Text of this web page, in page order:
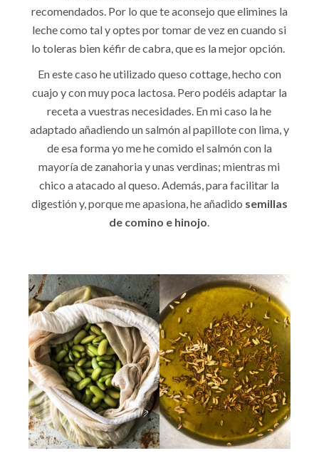
recomendados. Por lo que te aconsejo que elimines la
leche como tal y optes por tomar de vez en cuando si
lo toleras bien kéfir de cabra, que es la mejor opción.
En este caso he utilizado queso cottage, hecho con
cuajo y con muy poca lactosa. Pero podéis adaptar la
receta a vuestras necesidades. En mi caso la he
adaptado añadiendo un salmón al papillote con lima, y
de esa forma yo me he comido el salmón con la
mayoría de zanahoria y unas verdinas; mientras mi
chico a atacado al queso. Además, para facilitar la
digestión y, porque me apasiona, he añadido semillas
de comino e hinojo